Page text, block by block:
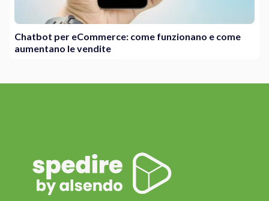
Chatbot per eCommerce: come funzionano e come
aumentano le vendite